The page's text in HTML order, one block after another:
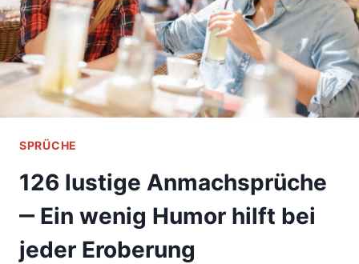
SPRÜCHE
126 lustige Anmachsprüche
‒ Ein wenig Humor hilft bei
jeder Eroberung